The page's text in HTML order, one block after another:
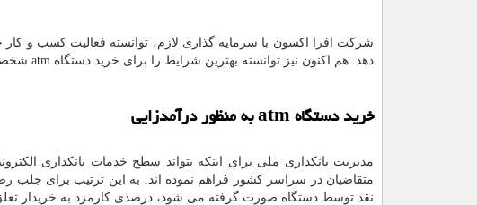
شرکت افرا اکسون با سرمایه گذاری لازم، توانسته فعالیت کسب و
دهد. هم اکنون نیز توانسته بهترین شرایط را برای خرید دستگاه atm
خرید دستگاهatmبه منظور درآمدزایی
مدیریت بانکداری ملی برای اینکه بتواند سطح خدمات بانکداری
متقاضیان در سراسر کشور فراهم نموده اند. به این ترتیب برای
نقد توسط دستگاه صورت گرفته می شود، درصدی کارمزد به خریدار